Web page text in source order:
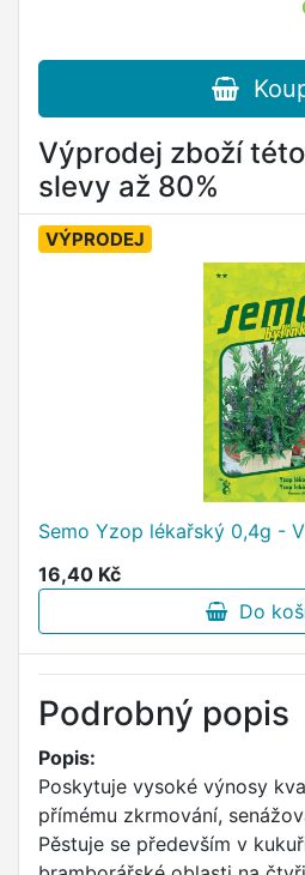
Výprodej zboží
slevy až 80%
VÝPRODEJ
Semo Yzop lékařský 0,4g -
16,40 Kč
Do
Podrobný popis
Popis:
Poskytuje vysoké výnosy
přímému zkrmování,
Pěstuje se především v